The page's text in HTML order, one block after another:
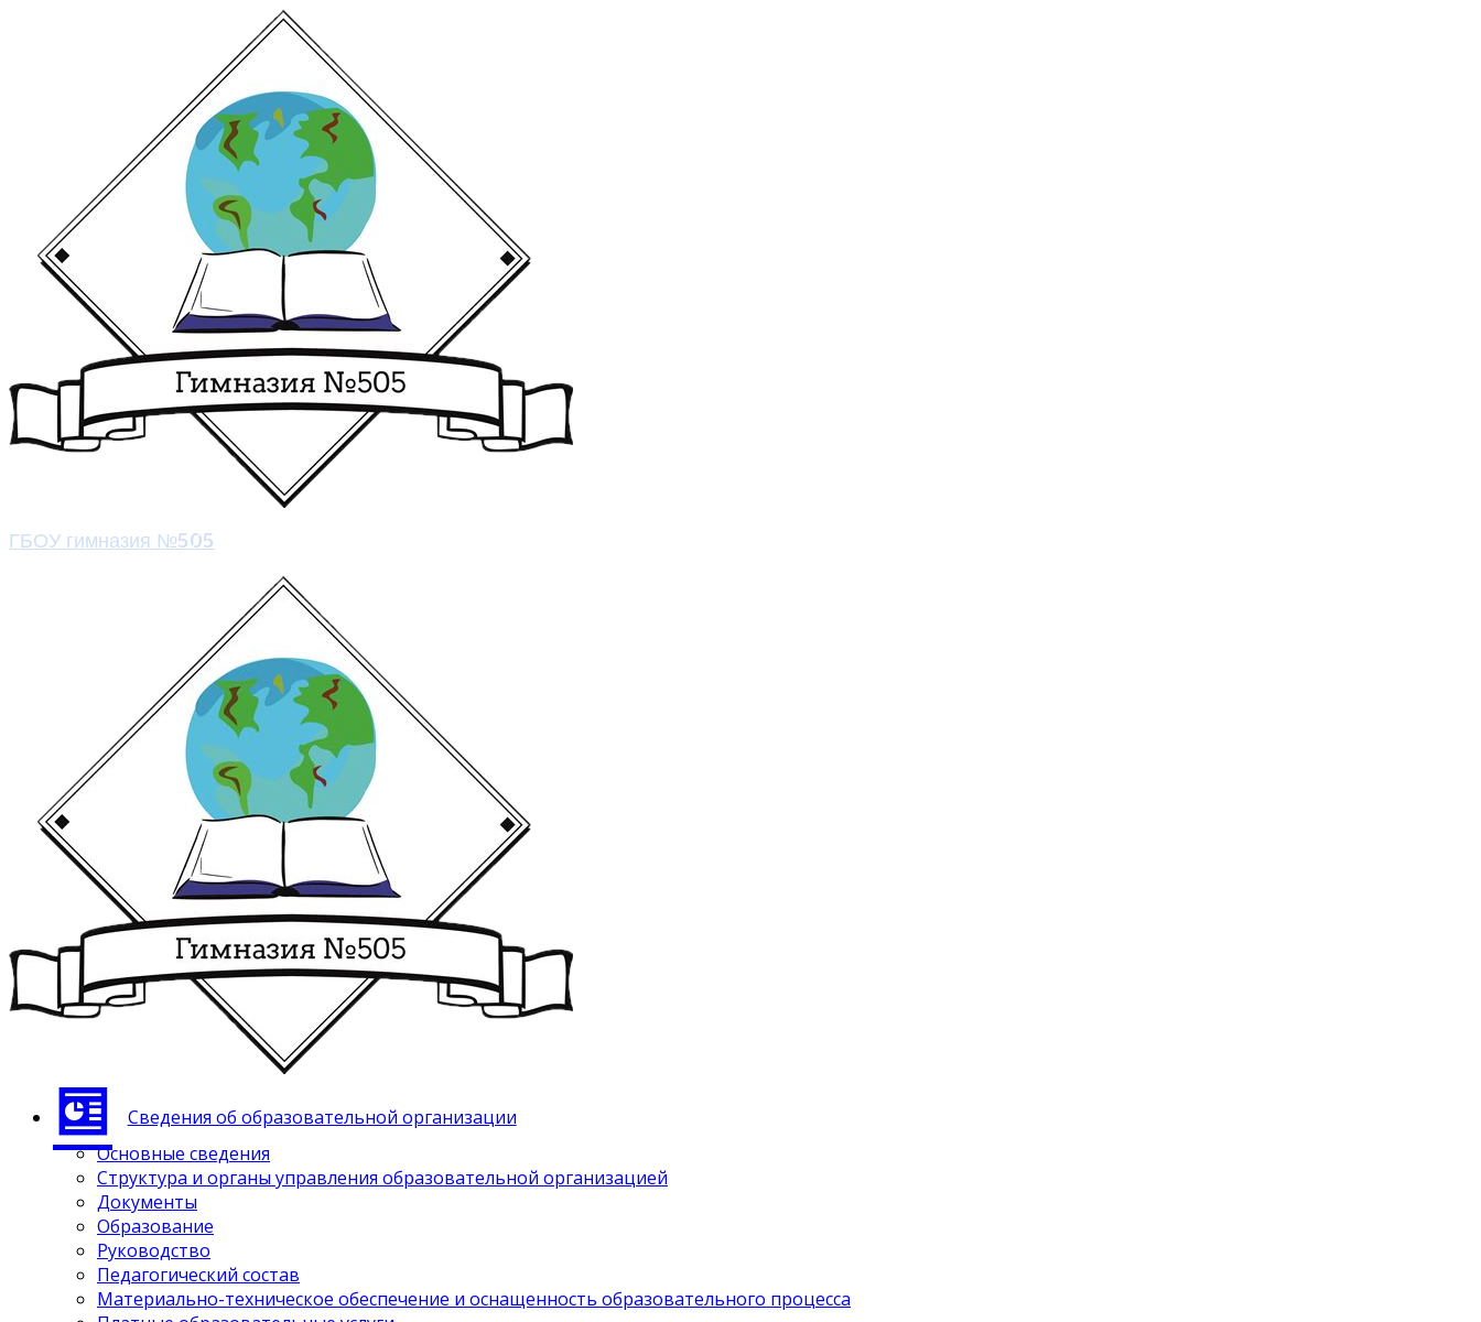
ГБОУ гимназия №505
Сведения об образовательной организации
Основные сведения
Структура и органы управления образовательной организацией
Документы
Образование
Руководство
Педагогический состав
Материально-техническое обеспечение и оснащенность образовательного процесса